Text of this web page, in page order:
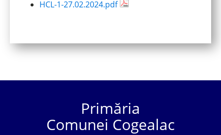
HCL-1-27.02.2024.pdf
Primăria
Comunei Cogealac